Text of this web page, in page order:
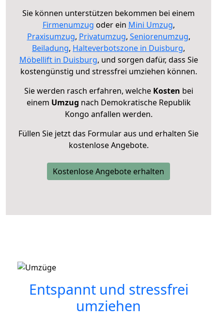
Sie können unterstützen bekommen bei einem
Firmenumzug oder ein Mini Umzug,
Praxisumzug, Privatumzug, Seniorenumzug,
Beiladung, Halteverbotszone in Duisburg,
Möbellift in Duisburg, und sorgen dafür, dass Sie
kostengünstig und stressfrei umziehen können.
Sie werden rasch erfahren, welche Kosten bei
einem Umzug nach Demokratische Republik
Kongo anfallen werden.
Füllen Sie jetzt das Formular aus und erhalten Sie
kostenlose Angebote.
Kostenlose Angebote erhalten
Entspannt und stressfrei
umziehen